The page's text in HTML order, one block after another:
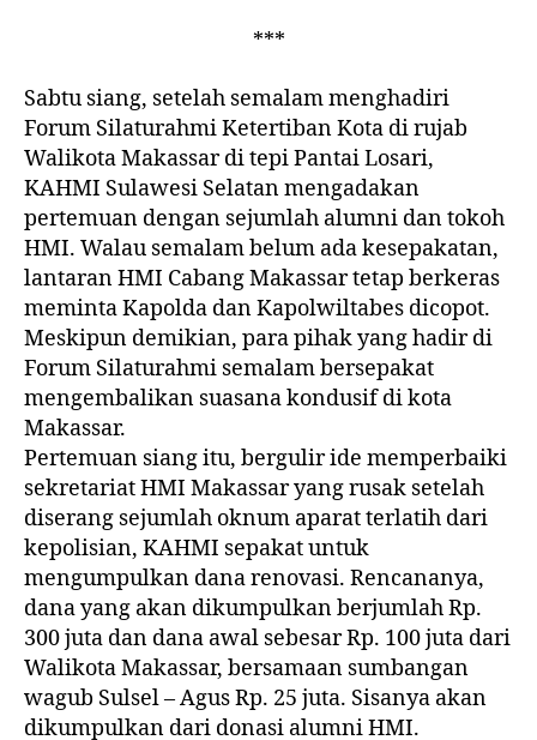
***
Sabtu siang, setelah semalam menghadiri
Forum Silaturahmi Ketertiban Kota di rujab
Walikota Makassar di tepi Pantai Losari,
KAHMI Sulawesi Selatan mengadakan
pertemuan dengan sejumlah alumni dan tokoh
HMI. Walau semalam belum ada kesepakatan,
lantaran HMI Cabang Makassar tetap berkeras
meminta Kapolda dan Kapolwiltabes dicopot.
Meskipun demikian, para pihak yang hadir di
Forum Silaturahmi semalam bersepakat
mengembalikan suasana kondusif di kota
Makassar.
Pertemuan siang itu, bergulir ide memperbaiki
sekretariat HMI Makassar yang rusak setelah
diserang sejumlah oknum aparat terlatih dari
kepolisian, KAHMI sepakat untuk
mengumpulkan dana renovasi. Rencananya,
dana yang akan dikumpulkan berjumlah Rp.
300 juta dan dana awal sebesar Rp. 100 juta dari
Walikota Makassar, bersamaan sumbangan
wagub Sulsel – Agus Rp. 25 juta. Sisanya akan
dikumpulkan dari donasi alumni HMI.